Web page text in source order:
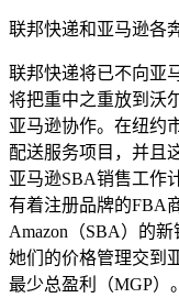
联邦快递和亚马逊各
联邦快递将已不向亚
将把重中之重放到沃
亚马逊协作。在纽约
配送服务项目，并且
亚马逊SBA销售工作
有着注册品牌的FBA
Amazon（SBA）的
她们的价格管理交到
最少总盈利（MGP）。